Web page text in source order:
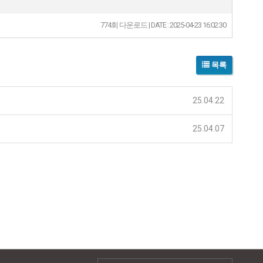
774회 다운로드 | DATE : 2025-04-23 16:02:30
목록
25.04.22
25.04.07